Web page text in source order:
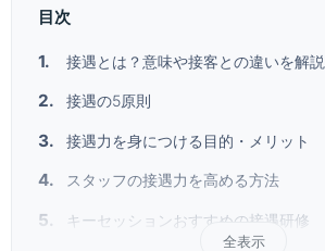
目次
接遇とは？意味や接客との違いを解説
接遇の5原則
接遇力を身につける目的・メリット
スタッフの接遇力を高める方法
キーセッションおすすめの接遇研修
全表示